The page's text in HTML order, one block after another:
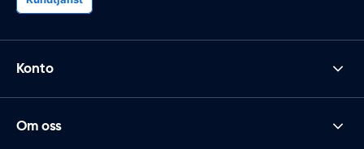
Konto
Om oss